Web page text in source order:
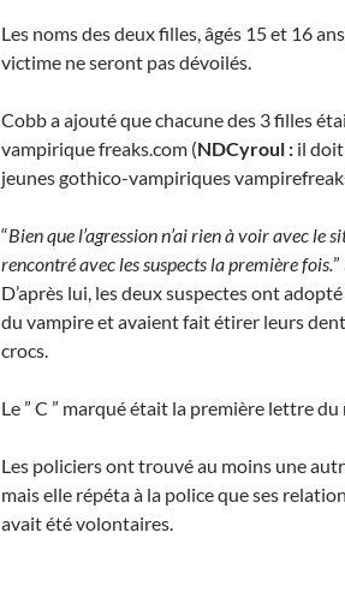
Les noms des deux filles, âgés 15 et 16
victime ne seront pas dévoilés.
Cobb a ajouté que chacune des 3 filles
vampirique freaks.com (NDCyroul : il doit
jeunes gothico-vampiriques
“Bien que l’agression n’ai rien à voir avec le
rencontré avec les suspects la première fois.
D’après lui, les deux suspectes ont
du vampire et avaient fait étirer leurs
crocs.
Le ” C ” marqué était la première lettre du
Les policiers ont trouvé au moins une
mais elle répéta à la police que ses
avait été volontaires.